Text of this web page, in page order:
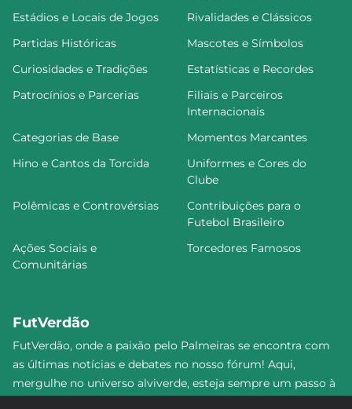
Estádios e Locais de Jogos
Rivalidades e Clássicos
Partidas Históricas
Mascotes e Símbolos
Curiosidades e Tradições
Estatísticas e Recordes
Patrocínios e Parcerias
Filiais e Parceiros
Internacionais
Categorias de Base
Momentos Marcantes
Hino e Cantos da Torcida
Uniformes e Cores do
Clube
Polêmicas e Controvérsias
Contribuições para o
Futebol Brasileiro
Ações Sociais e
Comunitárias
Torcedores Famosos
FutVerdão
FutVerdão, onde a paixão pelo Palmeiras se encontra com
as últimas notícias e debates no nosso fórum! Aqui,
mergulhe no universo alviverde, esteja sempre um passo à